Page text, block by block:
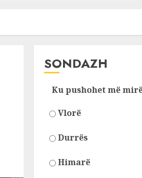
SONDAZH
Ku pushohet më
Vlorë
Durrës
Himarë